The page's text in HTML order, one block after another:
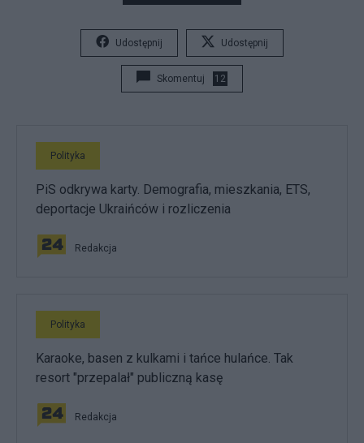
Udostępnij Udostępnij
Skomentuj 12
Polityka
PiS odkrywa karty. Demografia, mieszkania, ETS,
deportacje Ukraińców i rozliczenia
Redakcja
Polityka
Karaoke, basen z kulkami i tańce hulańce. Tak
resort "przepalał" publiczną kasę
Redakcja